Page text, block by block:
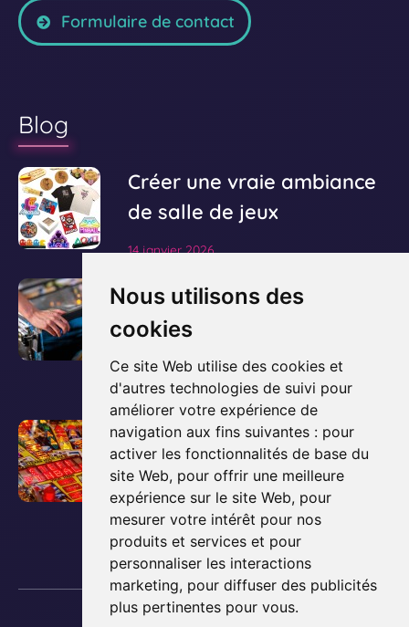
Nous utilisons des
cookies
Ce site Web utilise des cookies et
d'autres technologies de suivi pour
améliorer votre expérience de
navigation aux fins suivantes : pour
activer les fonctionnalités de base du
site Web, pour offrir une meilleure
expérience sur le site Web, pour
mesurer votre intérêt pour nos
produits et services et pour
personnaliser les interactions
marketing, pour diffuser des publicités
plus pertinentes pour vous.
Formulaire de contact
Blog
Créer une vraie ambiance
de salle de jeux
14 janvier 2026
V
o
i
r
l
'
a
r
c
l
e
d
Le guide ultime pour
acheter et posséder un
3 décembre 2025
V
o
i
r
a
r
t
e
Comment fonctionne un
flipper ? Les bases
expliquées simplement
3 décembre 2025
V
o
i
r
Copyright © 2013 - 2026 Lyon Flipper